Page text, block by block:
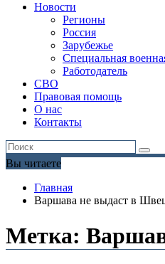
Новости
Регионы
Россия
Зарубежье
Специальная
Работодатель
СВО
Правовая помощь
О нас
Контакты
Вы читаете
Главная
Варшава не выдаст в
Метка: